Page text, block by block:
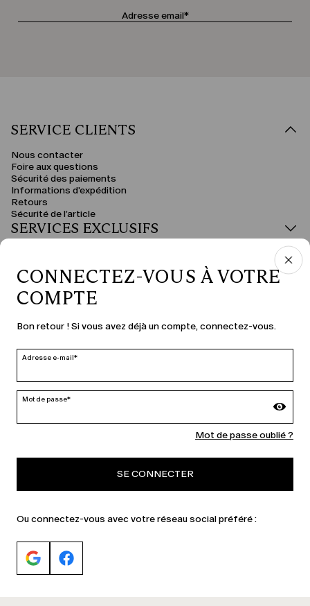
SERVICE CLIENTS
Nous contacter
Foire aux questions
Sécurité des paiements
Informations d'expédition
Retours
Sécurité de l’article
SERVICES EXCLUSIFS
PAYS ET LANGUE
France | fr
modifier
MARINA RINALDI
CONNECTEZ-VOUS À VOTRE
COMPTE
Bon retour ! Si vous avez déjà un compte, connectez-vous.
Adresse e-mail*
Mot de passe*
Mot de passe oublié ?
SE CONNECTER
Ou connectez-vous avec votre réseau social préféré :